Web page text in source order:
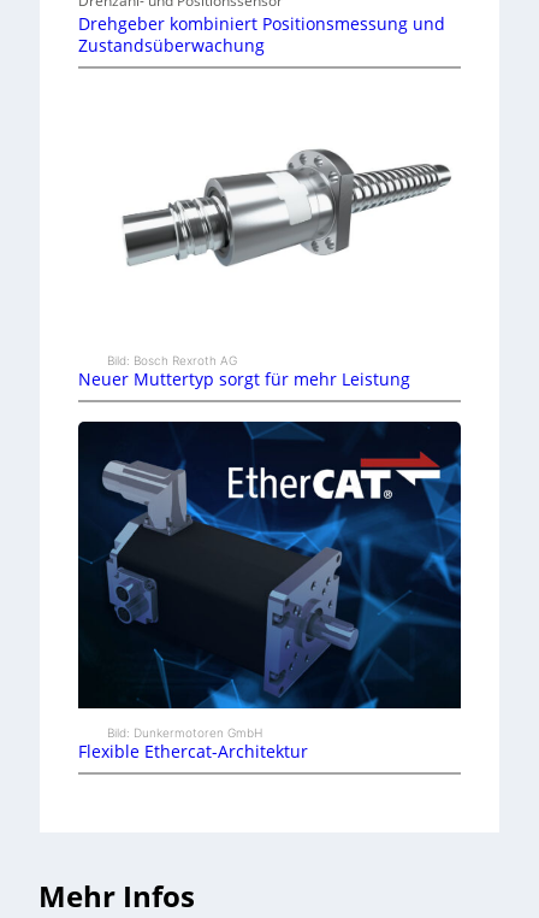
Drehgeber kombiniert Positionsmessung und
Zustandsüberwachung
Bild: Bosch Rexroth AG
Neuer Muttertyp sorgt für mehr Leistung
Bild: Dunkermotoren GmbH
Flexible Ethercat-Architektur
Mehr Infos